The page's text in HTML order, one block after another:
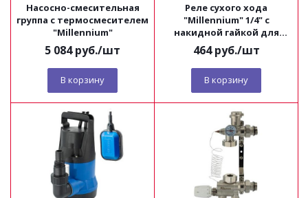
Насосно-смесительная
группа с термосмесителем
"Millennium"
5 084руб./шт
В корзину
Реле сухого хода
"Millennium" 1/4" c
накидной гайкой для
насосов
464руб./шт
В корзину